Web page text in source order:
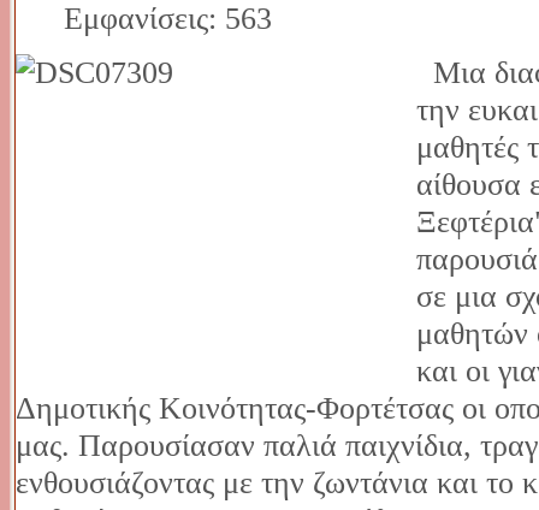
Εμφανίσεις: 563
Μια
την
μαθητές
αίθουσα
σε μια
μαθητών
και οι
Δημοτικής Κοινότητας-Φορτέτσας οι
μας. Παρουσίασαν παλιά παιχνίδια,
ενθουσιάζοντας με την ζωντάνια και το